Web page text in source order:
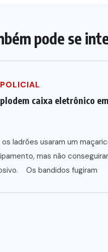
pode se
caixa eletrônico
ladrões usaram um
mas não
Os bandidos fugiram